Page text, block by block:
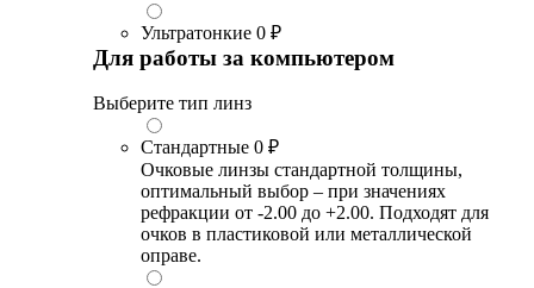
Ультратонкие 0 ₽
Для работы за компьютером
Выберите тип линз
Стандартные 0 ₽
Очковые линзы стандартной толщины,
оптимальный выбор – при значениях
рефракции от -2.00 до +2.00. Подходят для
очков в пластиковой или металлической
оправе.